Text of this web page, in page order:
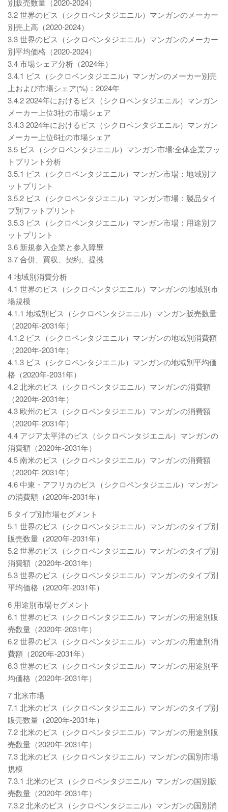
別販売数量（2020-2024）
3.2 世界のビス（シクロペンタジエニル）マンガンのメーカー
別売上高（2020-2024）
3.3 世界のビス（シクロペンタジエニル）マンガンのメーカー
別平均価格（2020-2024）
3.4 市場シェア分析（2024年）
3.4.1 ビス（シクロペンタジエニル）マンガンのメーカー別売
上および市場シェア(%)：2024年
3.4.2 2024年におけるビス（シクロペンタジエニル）マンガン
メーカー上位3社の市場シェア
3.4.3 2024年におけるビス（シクロペンタジエニル）マンガン
メーカー上位6社の市場シェア
3.5 ビス（シクロペンタジエニル）マンガン市場:全体企業フッ
トプリント分析
3.5.1 ビス（シクロペンタジエニル）マンガン市場：地域別フ
ットプリント
3.5.2 ビス（シクロペンタジエニル）マンガン市場：製品タイ
プ別フットプリント
3.5.3 ビス（シクロペンタジエニル）マンガン市場：用途別フ
ットプリント
3.6 新規参入企業と参入障壁
3.7 合併、買収、契約、提携
4 地域別消費分析
4.1 世界のビス（シクロペンタジエニル）マンガンの地域別市
場規模
4.1.1 地域別ビス（シクロペンタジエニル）マンガン販売数量
（2020年-2031年）
4.1.2 ビス（シクロペンタジエニル）マンガンの地域別消費額
（2020年-2031年）
4.1.3 ビス（シクロペンタジエニル）マンガンの地域別平均価
格（2020年-2031年）
4.2 北米のビス（シクロペンタジエニル）マンガンの消費額
（2020年-2031年）
4.3 欧州のビス（シクロペンタジエニル）マンガンの消費額
（2020年-2031年）
4.4 アジア太平洋のビス（シクロペンタジエニル）マンガンの
消費額（2020年-2031年）
4.5 南米のビス（シクロペンタジエニル）マンガンの消費額
（2020年-2031年）
4.6 中東・アフリカのビス（シクロペンタジエニル）マンガン
の消費額（2020年-2031年）
5 タイプ別市場セグメント
5.1 世界のビス（シクロペンタジエニル）マンガンのタイプ別
販売数量（2020年-2031年）
5.2 世界のビス（シクロペンタジエニル）マンガンのタイプ別
消費額（2020年-2031年）
5.3 世界のビス（シクロペンタジエニル）マンガンのタイプ別
平均価格（2020年-2031年）
6 用途別市場セグメント
6.1 世界のビス（シクロペンタジエニル）マンガンの用途別販
売数量（2020年-2031年）
6.2 世界のビス（シクロペンタジエニル）マンガンの用途別消
費額（2020年-2031年）
6.3 世界のビス（シクロペンタジエニル）マンガンの用途別平
均価格（2020年-2031年）
7 北米市場
7.1 北米のビス（シクロペンタジエニル）マンガンのタイプ別
販売数量（2020年-2031年）
7.2 北米のビス（シクロペンタジエニル）マンガンの用途別販
売数量（2020年-2031年）
7.3 北米のビス（シクロペンタジエニル）マンガンの国別市場
規模
7.3.1 北米のビス（シクロペンタジエニル）マンガンの国別販
売数量（2020年-2031年）
7.3.2 北米のビス（シクロペンタジエニル）マンガンの国別消